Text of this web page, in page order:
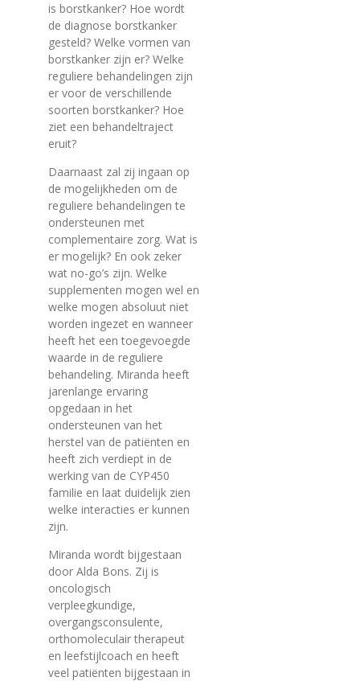
is borstkanker? Hoe wordt
de diagnose borstkanker
gesteld? Welke vormen van
borstkanker zijn er? Welke
reguliere behandelingen zijn
er voor de verschillende
soorten borstkanker? Hoe
ziet een behandeltraject
eruit?
Daarnaast zal zij ingaan op
de mogelijkheden om de
reguliere behandelingen te
ondersteunen met
complementaire zorg. Wat is
er mogelijk? En ook zeker
wat no-go’s zijn. Welke
supplementen mogen wel en
welke mogen absoluut niet
worden ingezet en wanneer
heeft het een toegevoegde
waarde in de reguliere
behandeling. Miranda heeft
jarenlange ervaring
opgedaan in het
ondersteunen van het
herstel van de patiënten en
heeft zich verdiept in de
werking van de CYP450
familie en laat duidelijk zien
welke interacties er kunnen
zijn.
Miranda wordt bijgestaan
door Alda Bons. Zij is
oncologisch
verpleegkundige,
overgangsconsulente,
orthomoleculair therapeut
en leefstijlcoach en heeft
veel patiënten bijgestaan in